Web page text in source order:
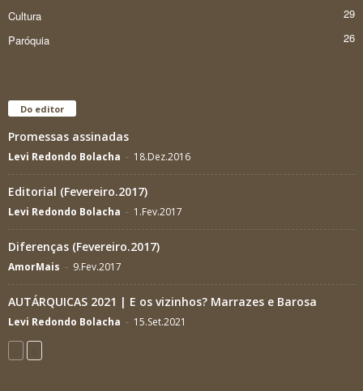
Cultura
29
Paróquia
26
Do editor
Promessas assinadas
Levi Redondo Bolacha - 18.Dez.2016
Editorial (Fevereiro.2017)
Levi Redondo Bolacha - 1.Fev.2017
Diferenças (Fevereiro.2017)
AmorMais - 9.Fev.2017
AUTÁRQUICAS 2021 | E os vizinhos? Marrazes e Barosa
Levi Redondo Bolacha - 15.Set.2021